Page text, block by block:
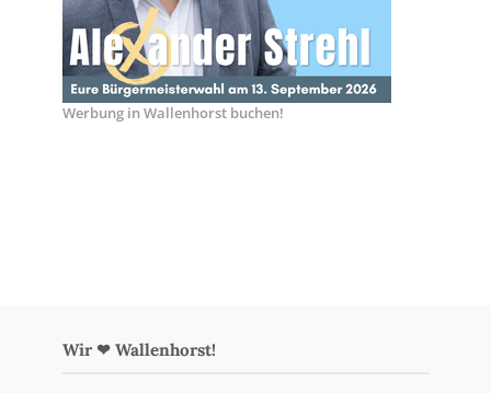
Werbung in Wallenhorst buchen!
Wir ❤ Wallenhorst!